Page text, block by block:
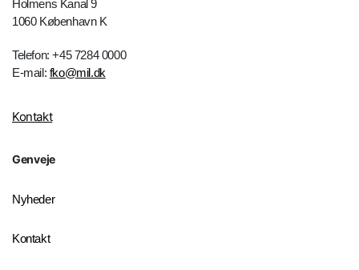
Holmens Kanal 9
1060 København K
Telefon: +45 7284 0000
E-mail: fko@mil.dk
Kontakt
Genveje
Nyheder
Kontakt